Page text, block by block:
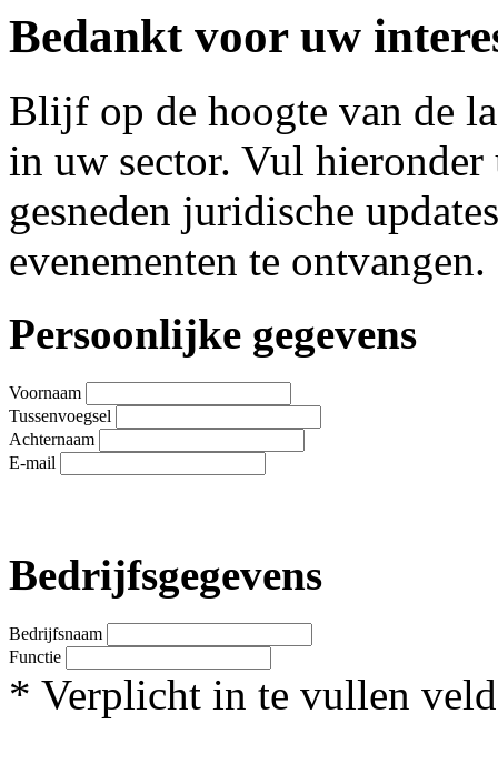
Bedankt voor uw
Blijf op de hoogte van de
in uw sector. Vul
gesneden juridische
evenementen te ontvangen.
Leave
this
Persoonlijke gegevens
Voornaam
Tussenvoegsel
Achternaam
E-mail
Bedrijfsgegevens
Bedrijfsnaam
Functie
* Verplicht in te vullen